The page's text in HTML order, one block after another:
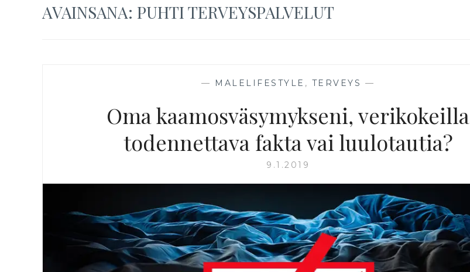
AVAINSANA: PUHTI TERVEYSPALVELUT
— MALELIFESTYLE , TERVEYS —
Oma kaamosväsymykseni, verikokeilla
todennettava fakta vai luulotautia?
9.1.2019